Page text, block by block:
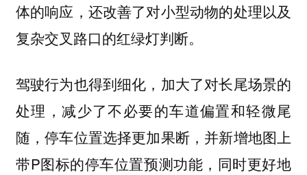
体的响应，还改善了对小型动物的处理以及
复杂交叉路口的红绿灯判断。
驾驶行为也得到细化，加大了对长尾场景的
处理，减少了不必要的车道偏置和轻微尾
随，停车位置选择更加果断，并新增地图上
带P图标的停车位置预测功能，同时更好地